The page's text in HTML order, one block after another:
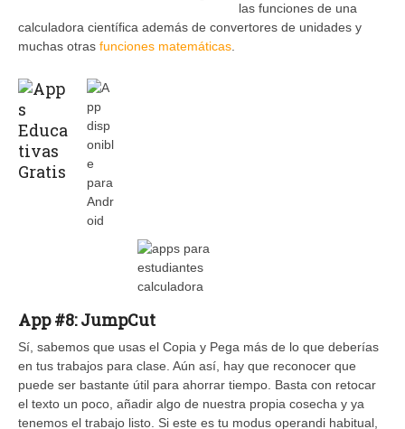
las funciones de una
calculadora científica además de convertores de unidades y
muchas otras funciones matemáticas.
App #8: JumpCut
Sí, sabemos que usas el Copia y Pega más de lo que deberías
en tus trabajos para clase. Aún así, hay que reconocer que
puede ser bastante útil para ahorrar tiempo. Basta con retocar
el texto un poco, añadir algo de nuestra propia cosecha y ya
tenemos el trabajo listo. Si este es tu modus operandi habitual,